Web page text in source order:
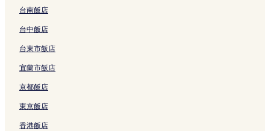
豐見城市 3 星級飯店
沖繩的設有游泳池的飯店
沖繩的設有廚房的飯店
沖繩的海灘飯店
沖繩的寵物友善飯店
沖繩的平價飯店
沖繩的親子飯店
台南飯店
台中飯店
台東市飯店
宜蘭市飯店
京都飯店
東京飯店
香港飯店